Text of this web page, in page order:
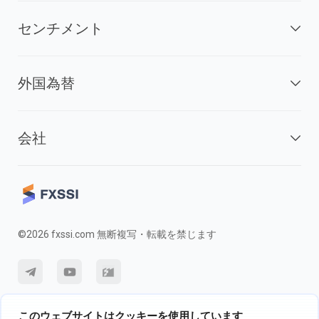
このウェブサイトはクッキーを使用しています
センチメント
外国為替
会社
©2026 fxssi.com 無断複写・転載を禁じます
利用規約 プライバシーポリシー リスク開示